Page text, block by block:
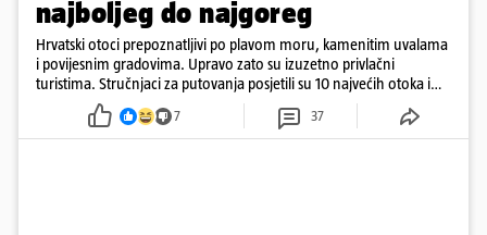
najboljeg do najgoreg
Hrvatski otoci prepoznatljivi po plavom moru, kamenitim uvalama
i povijesnim gradovima. Upravo zato su izuzetno privlačni
turistima. Stručnjaci za putovanja posjetili su 10 najvećih otoka i
rangirali ih
7 37